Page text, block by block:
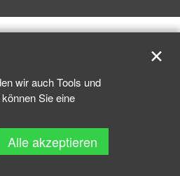
wir auch Tools und
Sie eine
Alle akzeptieren
✕